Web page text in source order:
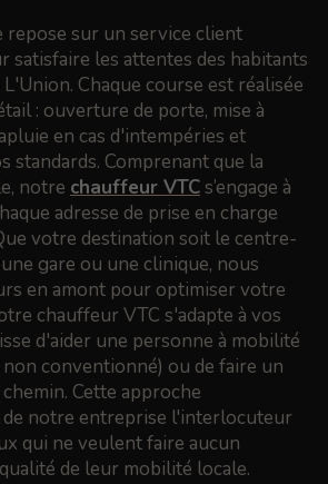
sur un service client
satisfaire les attentes des habitants
Chaque course est réalisée
: ouverture de porte, mise à
en cas d'intempéries et
standards. Comprenant que la
notre chauffeur VTCs’engage à
adresse de prise en charge
votre destination soit le centre-
gare ou une clinique, nous
en amont pour optimiser votre
chauffeur VTC s'adapte à vos
d'aider une personne à mobilité
conventionné) ou de faire un
Cette approche
de notre entreprise l'interlocuteur
qui ne veulent faire aucun
de leur mobilité locale.